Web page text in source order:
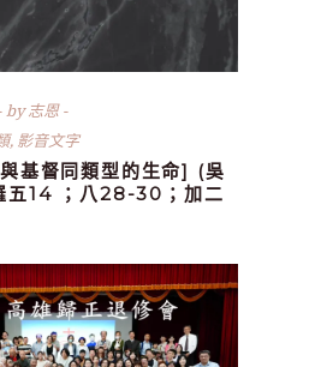
by志恩
, 影音文字
基督同類型的生命] (吳
五14 ；八28-30；加二